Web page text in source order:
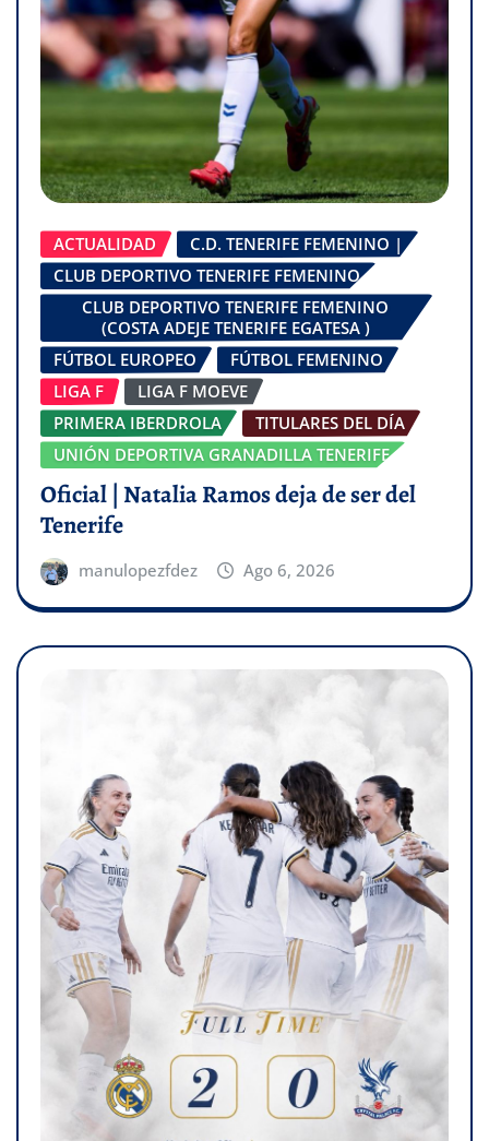
ACTUALIDAD
C.D. TENERIFE FEMENINO |
CLUB DEPORTIVO TENERIFE FEMENINO
CLUB DEPORTIVO TENERIFE FEMENINO
(COSTA ADEJE TENERIFE EGATESA )
FÚTBOL EUROPEO
FÚTBOL FEMENINO
LIGA F
LIGA F MOEVE
PRIMERA IBERDROLA
TITULARES DEL DÍA
UNIÓN DEPORTIVA GRANADILLA TENERIFE
Oficial | Natalia Ramos deja de ser del
Tenerife
manulopezfdez Ago 6, 2026